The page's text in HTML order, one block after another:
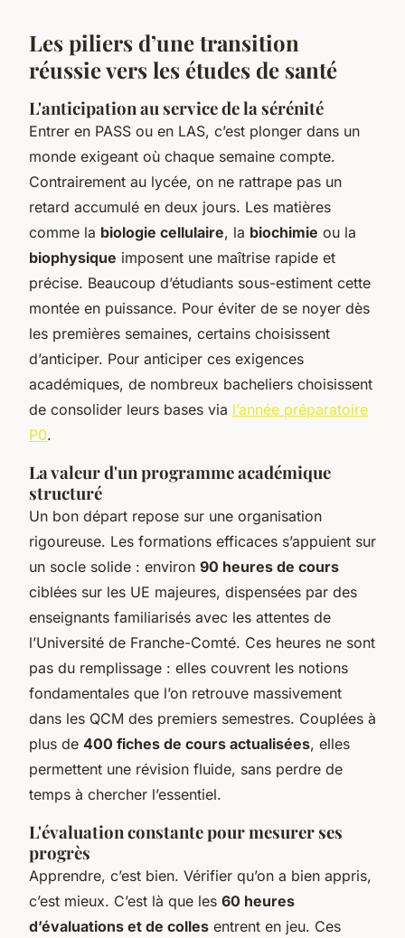
Les piliers d’une transition
réussie vers les études de santé
L'anticipation au service de la sérénité
Entrer en PASS ou en LAS, c’est plonger dans un
monde exigeant où chaque semaine compte.
Contrairement au lycée, on ne rattrape pas un
retard accumulé en deux jours. Les matières
comme la biologie cellulaire, la biochimie ou la
biophysique imposent une maîtrise rapide et
précise. Beaucoup d’étudiants sous-estiment cette
montée en puissance. Pour éviter de se noyer dès
les premières semaines, certains choisissent
d’anticiper. Pour anticiper ces exigences
académiques, de nombreux bacheliers choisissent
de consolider leurs bases via l’année préparatoire
P0.
La valeur d'un programme académique
structuré
Un bon départ repose sur une organisation
rigoureuse. Les formations efficaces s’appuient sur
un socle solide : environ 90 heures de cours
ciblées sur les UE majeures, dispensées par des
enseignants familiarisés avec les attentes de
l’Université de Franche-Comté. Ces heures ne sont
pas du remplissage : elles couvrent les notions
fondamentales que l’on retrouve massivement
dans les QCM des premiers semestres. Couplées à
plus de 400 fiches de cours actualisées, elles
permettent une révision fluide, sans perdre de
temps à chercher l’essentiel.
L'évaluation constante pour mesurer ses
progrès
Apprendre, c’est bien. Vérifier qu’on a bien appris,
c’est mieux. C’est là que les 60 heures
d’évaluations et de colles entrent en jeu. Ces